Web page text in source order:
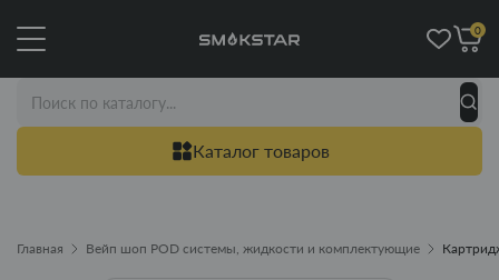
Каталог товаров
0
Главная Вейп шоп POD системы, жидкости и комплектующие